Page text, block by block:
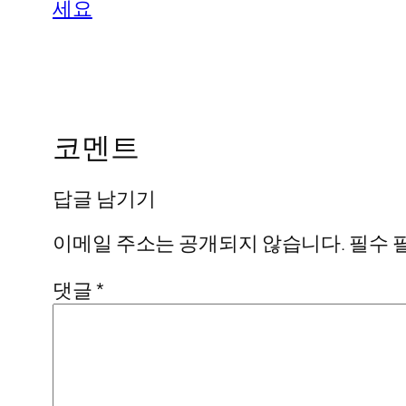
세요
코멘트
답글 남기기
이메일 주소는 공개되지 않습니다. 필수
댓글*